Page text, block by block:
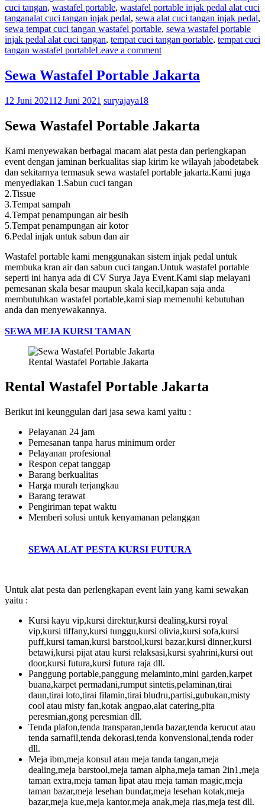
cuci tangan, wastafel portable, wastafel portable injak pedal alat cuci
tanganalat cuci tangan injak pedal, sewa alat cuci tangan injak pedal,
sewa tempat cuci tangan wastafel portable, sewa wastafel portable
injak pedal alat cuci tangan, tempat cuci tangan portable, tempat cuci
tangan wastafel portableLeave a comment
Sewa Wastafel Portable Jakarta
12 Juni 202112 Juni 2021 suryajaya18
Sewa Wastafel Portable Jakarta
Kami menyewakan berbagai macam alat pesta dan perlengkapan
event dengan jaminan berkualitas siap kirim ke wilayah jabodetabek
dan sekitarnya termasuk sewa wastafel portable jakarta.Kami juga
menyediakan 1.Sabun cuci tangan
2.Tissue
3.Tempat sampah
4.Tempat penampungan air besih
5.Tempat penampungan air kotor
6.Pedal injak untuk sabun dan air
Wastafel portable kami menggunakan sistem injak pedal untuk
membuka kran air dan sabun cuci tangan.Untuk wastafel portable
seperti ini hanya ada di CV Surya Jaya Event.Kami siap melayani
pemesanan skala besar maupun skala kecil,kapan saja anda
membutuhkan wastafel portable,kami siap memenuhi kebutuhan
anda dan menyewakannya.
SEWA MEJA KURSI TAMAN
Rental Wastafel Portable Jakarta
Rental Wastafel Portable Jakarta
Berikut ini keunggulan dari jasa sewa kami yaitu :
Pelayanan 24 jam
Pemesanan tanpa harus minimum order
Pelayanan profesional
Respon cepat tanggap
Barang berkualitas
Harga murah terjangkau
Barang terawat
Pengiriman tepat waktu
Memberi solusi untuk kenyamanan pelanggan
SEWA ALAT PESTA KURSI FUTURA
Untuk alat pesta dan perlengkapan event lain yang kami sewakan
yaitu :
Kursi kayu vip,kursi direktur,kursi dealing,kursi royal
vip,kursi tiffany,kursi tunggu,kursi olivia,kursi sofa,kursi
puff,kursi taman,kursi barstool,kursi bazar,kursi dinner,kursi
betawi,kursi pijat atau kursi relaksasi,kursi syahrini,kursi out
door,kursi futura,kursi futura raja dll.
Panggung portable,panggung melaminto,mini garden,karpet
buana,karpet permadani,rumput sintetis,pelaminan,tirai
daun,tirai loto,tirai filamin,tirai bludru,partisi,gubukan,misty
cool atau misty fan,kotak angpao,alat catering,pita
peresmian,gong peresmian dll.
Tenda plafon,tenda transparan,tenda bazar,tenda kerucut atau
tenda sarnafil,tenda dekorasi,tenda konvensional,tenda roder
dll.
Meja ibm,meja konsul atau meja tanda tangan,meja
dealing,meja barstool,meja taman alpha,meja taman 2in1,meja
taman extra,meja taman lipat atau meja taman magic,meja
taman bazar,meja lesehan bundar,meja lesehan kotak,meja
bazar,meja kue,meja kantor,meja anak,meja rias,meja test dll.